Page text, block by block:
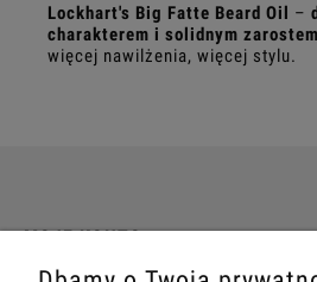
Lockhart's Big Fatte Beard Oil –
charakterem i solidnym zarostem
więcej nawilżenia, więcej stylu.
MOJE KONTO